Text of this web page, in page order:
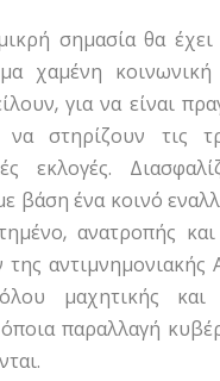
σημασία θα
χαμένη
για να είναι
στηρίζουν τις
εκλογές.
βάση ένα κοινό
ανατροπής
αντιμνημονιακής
μαχητικής και
όποια παραλλαγή